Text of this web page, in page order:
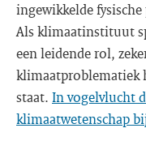
ingewikkelde
Als klimaatinstituut
een leidende rol,
klimaatproblematiek
staat. In vogelvlucht
klimaatwetenschap